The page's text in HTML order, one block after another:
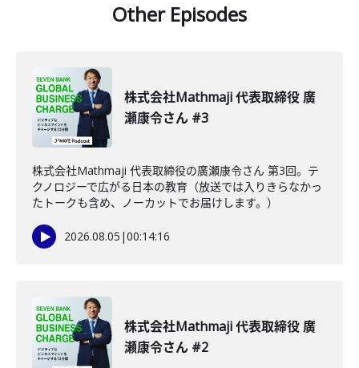
Other Episodes
株式会社Mathmaji 代表取締役 廣
瀬康令さん #3
株式会社Mathmaji 代表取締役の廣瀬康令さん 第3回。テ
クノロジーで広がる日本の教育（放送では入りきらなかっ
たトークも含め、ノーカットでお届けします。）
2026.08.05 |00:14:16
株式会社Mathmaji 代表取締役 廣
瀬康令さん #2